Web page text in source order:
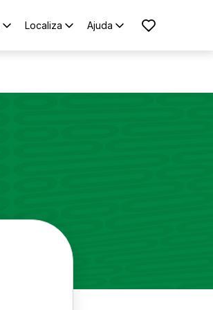
Localiza Ajuda